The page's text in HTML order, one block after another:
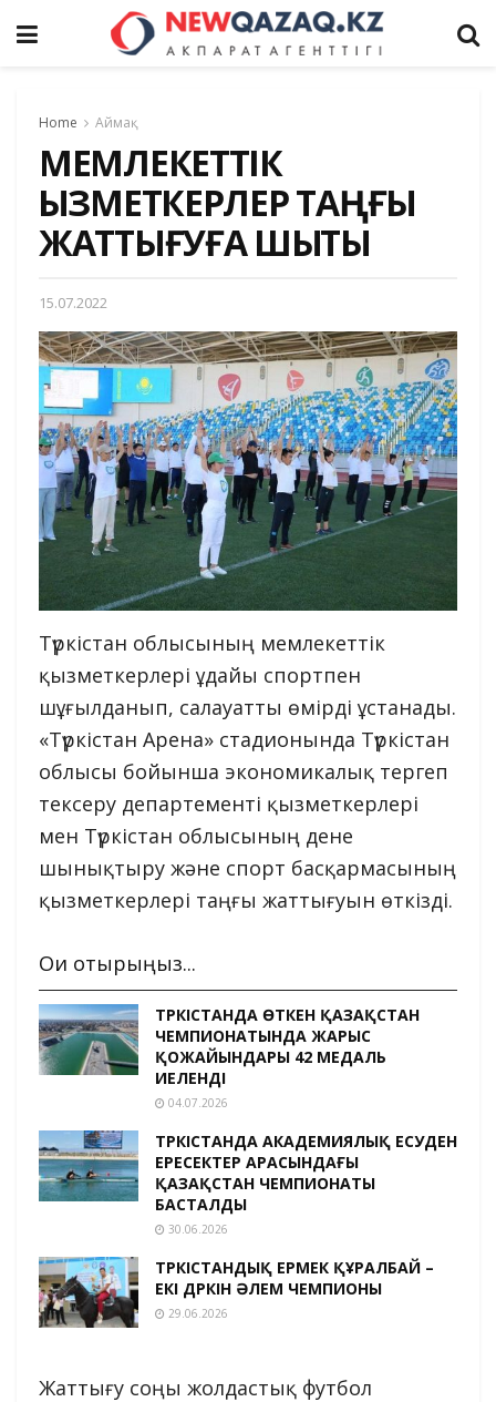
Home Аймақ
МЕМЛЕКЕТТІК
ҚЫЗМЕТКЕРЛЕР ТАҢҒЫ
ЖАТТЫҒУҒА ШЫҚТЫ
15.07.2022
Түркістан облысының мемлекеттік
қызметкерлері ұдайы спортпен
шұғылданып, салауатты өмірді ұстанады.
«Түркістан Арена» стадионында Түркістан
облысы бойынша экономикалық тергеп
тексеру департементі қызметкерлері
мен Түркістан облысының дене
шынықтыру және спорт басқармасының
қызметкерлері таңғы жаттығуын өткізді.
Оқи отырыңыз...
ТҮРКІСТАНДА ӨТКЕН ҚАЗАҚСТАН
ЧЕМПИОНАТЫНДА ЖАРЫС
ҚОЖАЙЫНДАРЫ 42 МЕДАЛЬ
ИЕЛЕНДІ
04.07.2026
ТҮРКІСТАНДА АКАДЕМИЯЛЫҚ ЕСУДЕН
ЕРЕСЕКТЕР АРАСЫНДАҒЫ
ҚАЗАҚСТАН ЧЕМПИОНАТЫ
БАСТАЛДЫ
30.06.2026
ТҮРКІСТАНДЫҚ ЕРМЕК ҚҰРАЛБАЙ –
ЕКІ ДҮРКІН ӘЛЕМ ЧЕМПИОНЫ
29.06.2026
Жаттығу соңы жолдастық футбол